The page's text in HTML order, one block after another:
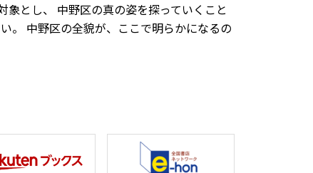
とし、 中野区の真の姿を探っていくこと
。 中野区の全貌が、ここで明らかになるの